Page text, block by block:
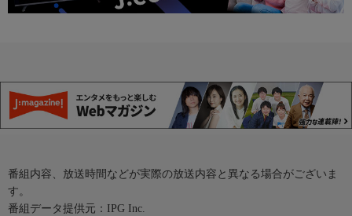
番組内容、放送時間などが実際の放送内容と異なる場合がございま
す。
番組データ提供元：IPG Inc.